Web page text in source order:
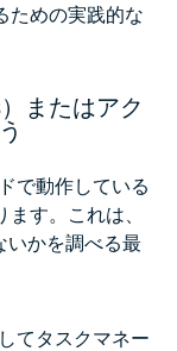
ための実践的な
またはアク
で動作している
す。これは、
いかを調べる最
てタスクマネー